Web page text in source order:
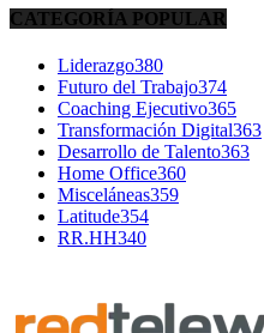
CATEGORÍA POPULAR
Liderazgo380
Futuro del Trabajo374
Coaching Ejecutivo365
Transformación Digital363
Desarrollo de Talento363
Home Office360
Misceláneas359
Latitude354
RR.HH340